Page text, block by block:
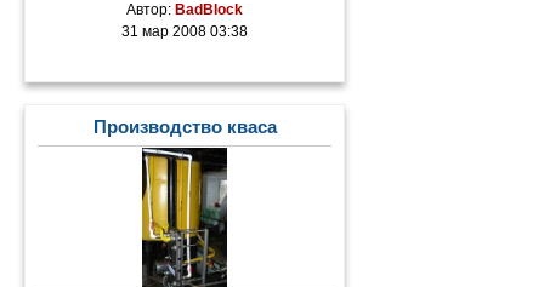
Автор: BadBlock
31 мар 2008 03:38
Производство кваса